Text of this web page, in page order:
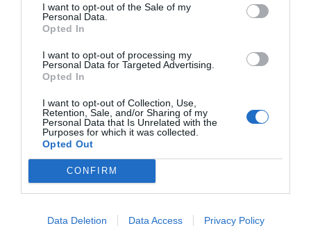
I want to opt-out of the Sale of my
Personal Data.
Opted In
I want to opt-out of processing my
Personal Data for Targeted Advertising.
Opted In
I want to opt-out of Collection, Use,
Retention, Sale, and/or Sharing of my
Personal Data that Is Unrelated with the
Purposes for which it was collected.
Opted Out
CONFIRM
Data Deletion Data Access Privacy Policy
Facebook Partager cette voie
tiempo estimado4 heures 59 minutes)
Prendre la direction
Cl
Tourner àdroite 1,1 km